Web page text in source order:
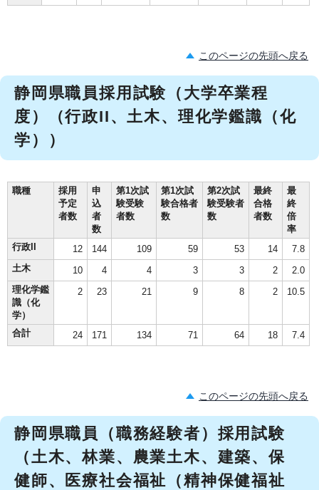
このページの先頭へ戻る
静岡県職員採用試験（大学卒業程
度）（行政II、土木、理化学鑑識（化
学））
職種
採用
予定
者数
申
込
者
数
第1次試
験受験
者数
第1次試
験合格者
数
第2次試
験受験者
数
最終
合格
者数
最
終
倍
率
行政II
12 144 109 59 53 14
7.8
土木
10 4 4 3 3 2
2.0
理化学鑑
識（化
学）
2 23 21 9 8 2 10.5
合計 24 171 134 71 64 18 7.4
このページの先頭へ戻る
静岡県職員（職務経験者）採用試験
（土木、林業、農業土木、建築、保
健師、医療社会福祉（精神保健福祉